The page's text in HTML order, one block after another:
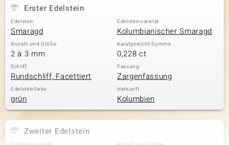
Erster Edelstein
Edelstein
Smaragd
Edelsteinvarietät
Kolumbianischer Smaragd
Anzahl und Größe
2 à 3 mm
Karatgewicht Summe
0,228 ct
Schliff
Rundschliff, Facettiert
Fassung
Zargenfassung
Edelsteinfarbe
grün
Herkunft
Kolumbien
Zweiter Edelstein